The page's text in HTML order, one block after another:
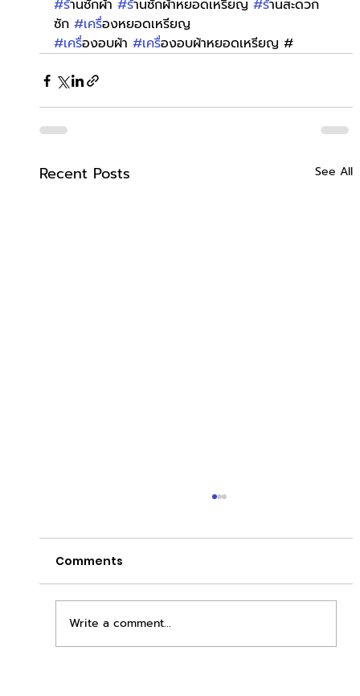
#ร้านซักผ้า #ร้านซักผ้าหยอดเหรียญ #ร้านสะดวก
ซัก #เครื่องหยอดเหรียญ
#เครื่องอบผ้า #เครื่องอบผ้าหยอดเหรียญ #
Recent Posts See All
Comments
Write a comment...